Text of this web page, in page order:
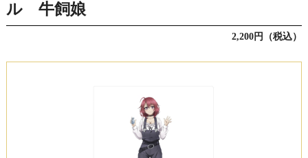
ル 牛飼娘
2,200円（税込）